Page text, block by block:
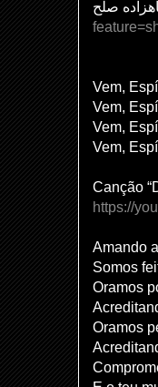
Vem,
Vem,
Vem,
Vem,
Canção
https://
Amando
Somos
Oramos
Oramos